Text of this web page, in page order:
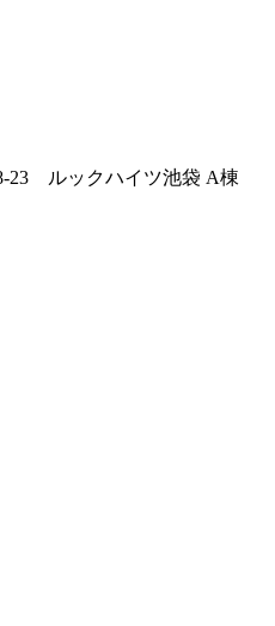
23 ルックハイツ池袋 A棟